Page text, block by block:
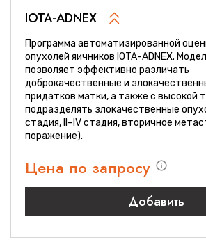
IOTA-ADNEX
Программа автоматизированной
опухолей яичников IOTA-ADNEX.
позволяет эффективно различать
доброкачественные и
придатков матки, а также с высокой
подразделять злокачественные
стадия, II–IV стадия, вторичное
поражение).
Цена по запросу
Добавить